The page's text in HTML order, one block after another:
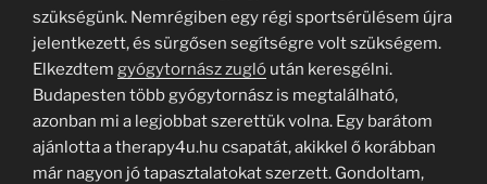
szükségünk. Nemrégiben egy régi sportsérülésem újra
jelentkezett, és sürgősen segítségre volt szükségem.
Elkezdtem gyógytornász zugló után keresgélni.
Budapesten több gyógytornász is megtalálható,
azonban mi a legjobbat szerettük volna. Egy barátom
ajánlotta a therapy4u.hu csapatát, akikkel ő korábban
már nagyon jó tapasztalatokat szerzett. Gondoltam,